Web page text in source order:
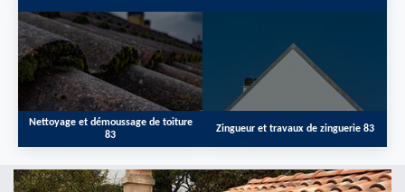
Nettoyage et démoussage de toiture
83
Zingueur et travaux de zinguerie 83